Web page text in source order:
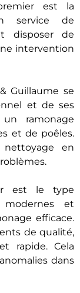
est la
service de
disposer de
intervention
Guillaume se
et de ses
ramonage
et de poêles.
en
est le type
modernes et
efficace.
de qualité,
rapide. Cela
dans